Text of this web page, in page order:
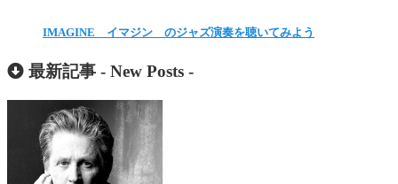
IMAGINE イマジン のジャズ演奏を聴いてみよう
最新記事 - New Posts -